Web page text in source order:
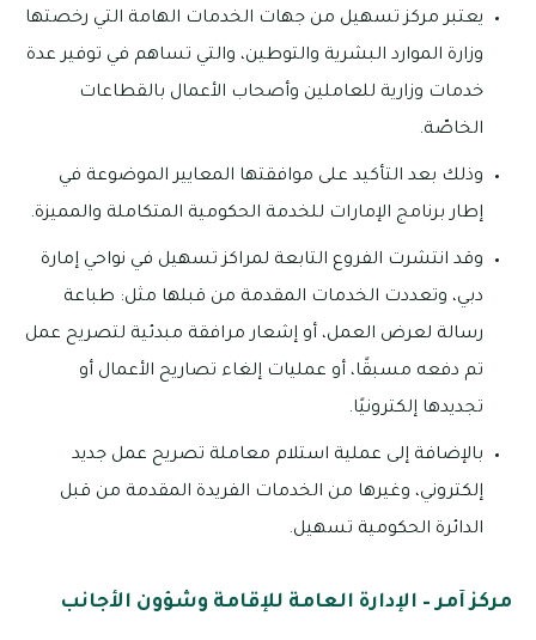
يعتبر مركز تسهيل من جهات الخدمات الهامة التي رخصتها
وزارة الموارد البشرية والتوطين، والتي تساهم في توفير عدة
خدمات وزارية للعاملين وأصحاب الأعمال بالقطاعات
الخاصّة.
وذلك بعد التأكيد على موافقتها المعايير الموضوعة في
إطار برنامج الإمارات للخدمة الحكومية المتكاملة والمميزة.
وقد انتشرت الفروع التابعة لمراكز تسهيل في نواحي إمارة
دبي، وتعددت الخدمات المقدمة من قبلها مثل: طباعة
رسالة لعرض العمل، أو إشعار مرافقة مبدئية لتصريح عمل
تم دفعه مسبقًا، أو عمليات إلغاء تصاريح الأعمال أو
تجديدها إلكترونيًا.
بالإضافة إلى عملية استلام معاملة تصريح عمل جديد
إلكتروني، وغيرها من الخدمات الفريدة المقدمة من قبل
الدائرة الحكومية تسهيل.
مركز آمر – الإدارة العامة للإقامة وشؤون الأجانب